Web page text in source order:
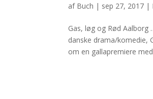
af Buch | sep 27, 2017 |
Gas, løg og Rød
danske drama/komedie,
om en gallapremiere